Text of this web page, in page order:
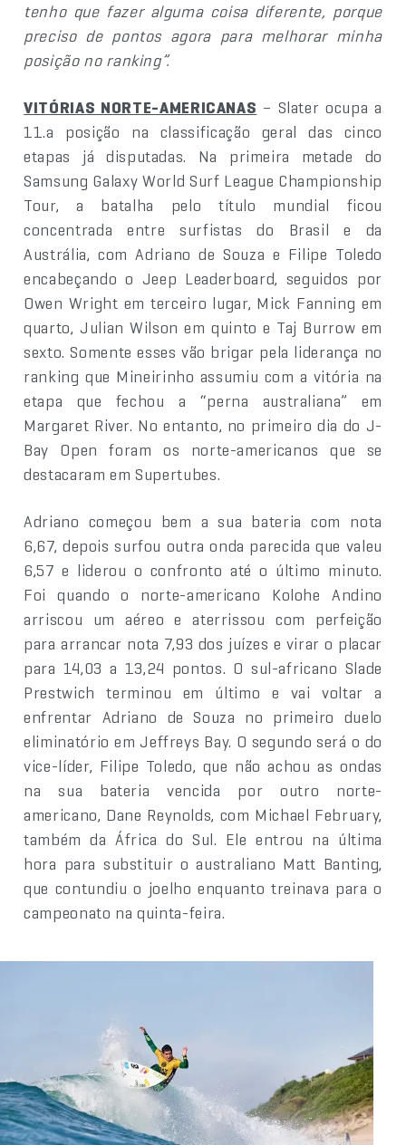
tenho que fazer alguma coisa diferente, porque
preciso de pontos agora para melhorar minha
posição no ranking”.
VITÓRIAS NORTE-AMERICANAS – Slater ocupa a
11.a posição na classificação geral das cinco
etapas já disputadas. Na primeira metade do
Samsung Galaxy World Surf League Championship
Tour, a batalha pelo título mundial ficou
concentrada entre surfistas do Brasil e da
Austrália, com Adriano de Souza e Filipe Toledo
encabeçando o Jeep Leaderboard, seguidos por
Owen Wright em terceiro lugar, Mick Fanning em
quarto, Julian Wilson em quinto e Taj Burrow em
sexto. Somente esses vão brigar pela liderança no
ranking que Mineirinho assumiu com a vitória na
etapa que fechou a “perna australiana” em
Margaret River. No entanto, no primeiro dia do J-
Bay Open foram os norte-americanos que se
destacaram em Supertubes.
Adriano começou bem a sua bateria com nota
6,67, depois surfou outra onda parecida que valeu
6,57 e liderou o confronto até o último minuto.
Foi quando o norte-americano Kolohe Andino
arriscou um aéreo e aterrissou com perfeição
para arrancar nota 7,93 dos juízes e virar o placar
para 14,03 a 13,24 pontos. O sul-africano Slade
Prestwich terminou em último e vai voltar a
enfrentar Adriano de Souza no primeiro duelo
eliminatório em Jeffreys Bay. O segundo será o do
vice-líder, Filipe Toledo, que não achou as ondas
na sua bateria vencida por outro norte-
americano, Dane Reynolds, com Michael February,
também da África do Sul. Ele entrou na última
hora para substituir o australiano Matt Banting,
que contundiu o joelho enquanto treinava para o
campeonato na quinta-feira.